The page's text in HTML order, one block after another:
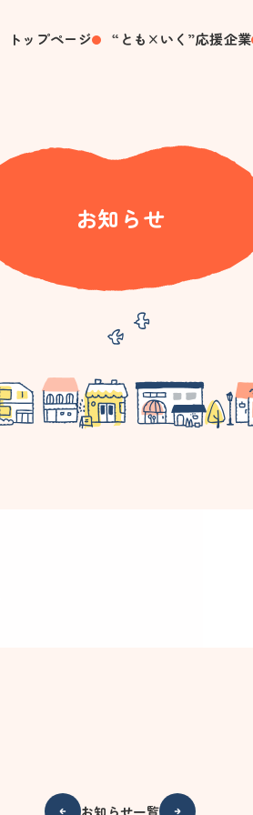
トップページ “とも×いく”応援企業
お知らせ
お知らせ一覧